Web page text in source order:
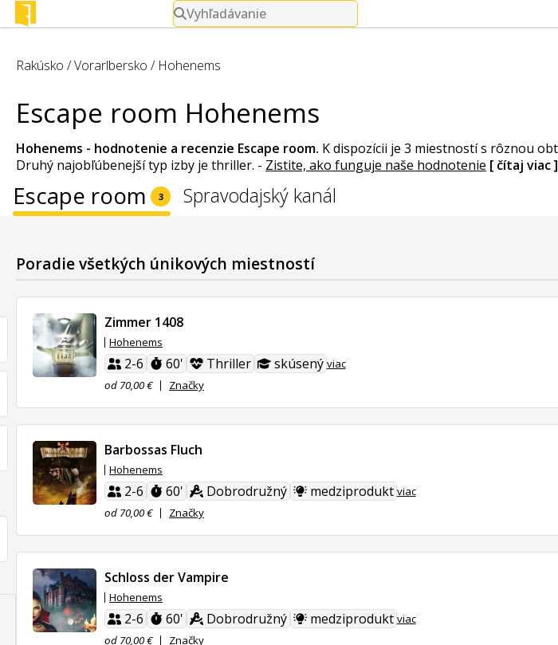
Vyhľadávanie
Rakúsko /Vorarlbersko / Hohenems
Escape room Hohenems
Hohenems - hodnotenie a recenzie Escape room. K dispozícii je 3 miestností s rôznou
Druhý najobľúbenejší typ izby je thriller. - Zistite, ako funguje naše hodnotenie [ čítaj viac ]
Escape room 3 Spravodajský kanál
Poradie všetkých únikových miestností
Zimmer 1408
Hohenems
2-6 60' Thriller skúsený viac
od 70,00 €
Značky
Barbossas Fluch
Hohenems
2-6 60' Dobrodružný medziprodukt viac
od 70,00 €
Značky
Schloss der Vampire
Hohenems
2-6 60' Dobrodružný medziprodukt viac
od 70,00 €
Značky